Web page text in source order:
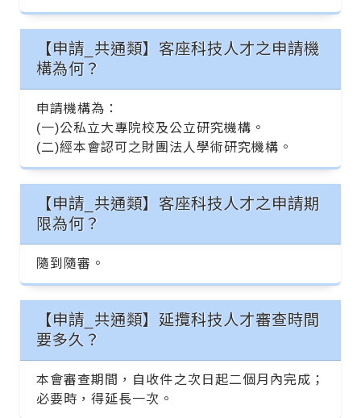
【申請_共通類】客座科技人才之申請機
構為何？
申請機構為：
(一)公私立大專院校及公立研究機構。
(二)經本會認可之財團法人學術研究機構。
【申請_共通類】客座科技人才之申請期
限為何？
隨到隨審。
【申請_共通類】延攬科技人才審查時間
要多久？
本會審查期間，自收件之次日起二個月內完成；
必要時，得延長一次。